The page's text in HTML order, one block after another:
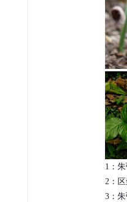
1：朱
2：
3：朱